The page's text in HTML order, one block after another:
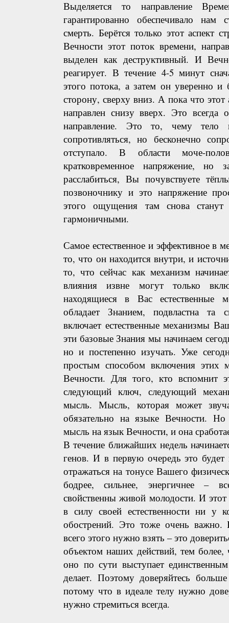
Выделяется то направление
гарантированно обеспечивало
смерть. Берётся только этот аспект
Вечности этот поток времени,
выделен как деструктивный. И
реагирует. В течение 4-5 минут
этого потока, а затем он уверенно
сторону, сверху вниз. А пока что
направлен снизу вверх. Это всегда
направление. Это то, чему тело
сопротивляться, но бесконечно
отступало. В области моче-
кратковременное напряжение, но
расслабиться, Вы почувствуете
позвоночнику и это напряжение
этого ощущения там снова
гармоничными.
Самое естественное и эффективное в
то, что он находится внутри, и
то, что сейчас как механизм
влияния извне могут только
находящиеся в Вас естественные
обладает Знанием, подвластна та
включает естественные механизмы
эти базовые Знания мы начинаем
но и постепенно изучать. Уже
простым способом включения этих
Вечности. Для того, кто вспомнит
следующий ключ, следующий
мысль. Мысль, которая может
обязательно на языке Вечности.
мысль на язык Вечности, и она
В течение ближайших недель
генов. И в первую очередь это будет
отражаться на тонусе Вашего
бодрее, сильнее, энергичнее –
свойственны живой молодости. И
в силу своей естественности ни у
обострений. Это тоже очень важно.
всего этого нужно взять – это
объектом наших действий, тем более,
оно по сути выступает
делает. Поэтому доверяйтесь
потому что в идеале телу нужно
нужно стремиться всегда.